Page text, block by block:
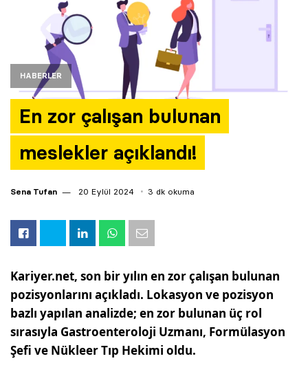
HABERLER
En zor çalışan bulunan
meslekler açıklandı!
Sena Tufan 20 Eylül 2024 3 dk okuma
Kariyer.net, son bir yılın en zor çalışan bulunan
pozisyonlarını açıkladı. Lokasyon ve pozisyon
bazlı yapılan analizde; en zor bulunan üç rol
sırasıyla Gastroenteroloji Uzmanı, Formülasyon
Şefi ve Nükleer Tıp Hekimi oldu.